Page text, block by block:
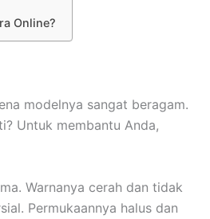
Online?
modelnya sangat beragam.
Untuk membantu Anda,
Warnanya cerah dan tidak
Permukaannya halus dan